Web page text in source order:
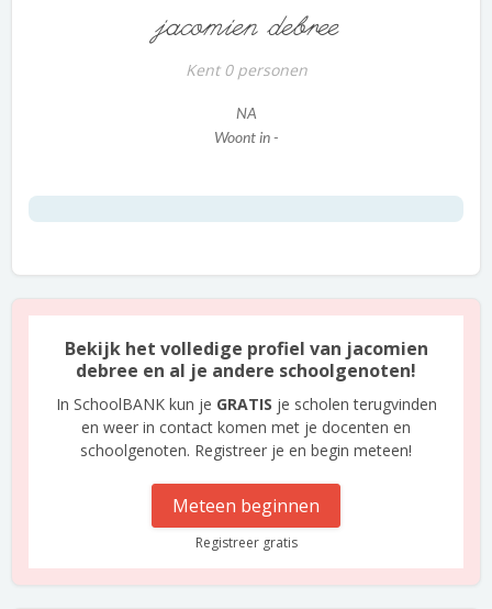
jacomien debree
Kent 0 personen
NA
Woont in -
Bekijk het volledige profiel van jacomien
debree en al je andere schoolgenoten!
In SchoolBANK kun je GRATIS je scholen terugvinden
en weer in contact komen met je docenten en
schoolgenoten. Registreer je en begin meteen!
Meteen beginnen
Registreer gratis